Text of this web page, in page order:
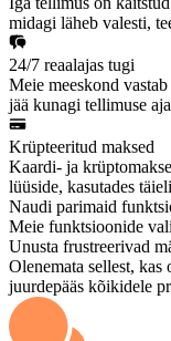
midagi läheb valesti,
24/7 reaalajas tugi
Meie meeskond
jää kunagi tellimuse
Krüpteeritud maksed
Kaardi- ja
lüüside, kasutades
Naudi parimaid
Meie funktsioonide
Unusta frustreerivad
Olenemata sellest,
juurdepääs kõikidele